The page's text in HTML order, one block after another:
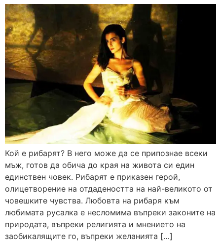
Кой е рибарят? В него може да се припознае всеки
мъж, готов да обича до края на живота си един
единствен човек. Рибарят е приказен герой,
олицетворение на отдадеността на най-великото от
човешките чувства. Любовта на рибаря към
любимата русалка е несломима въпреки законите на
природата, въпреки религията и мнението на
заобикалящите го, въпреки желанията […]